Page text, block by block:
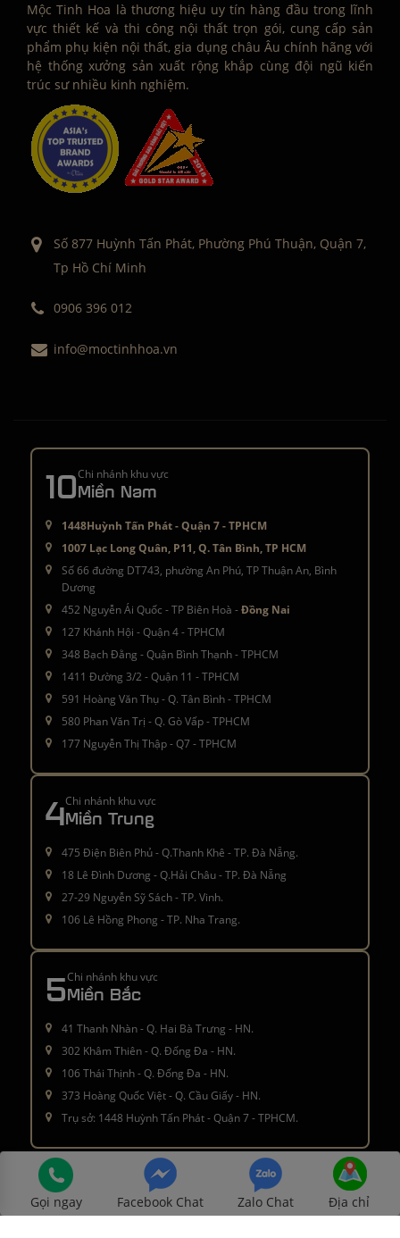
Gọi ngay Facebook Chat Zalo Chat Địa chỉ
Mộc Tinh Hoa là thương hiệu uy tín hàng đầu trong lĩnh
vực thiết kế và thi công nội thất trọn gói, cung cấp sản
phẩm phụ kiện nội thất, gia dụng châu Âu chính hãng với
hệ thống xưởng sản xuất rộng khắp cùng đội ngũ kiến
trúc sư nhiều kinh nghiệm.
Số 877 Huỳnh Tấn Phát, Phường Phú Thuận, Quận 7,
Tp Hồ Chí Minh
0906 396 012
info@moctinhhoa.vn
10Chi nhánh khu vực
Miền Nam
1448Huỳnh Tấn Phát - Quận 7 - TPHCM
1007 Lạc Long Quân, P11, Q. Tân Bình, TP HCM
Số 66 đường DT743, phường An Phú, TP Thuận An, Bình
Dương
452 Nguyễn Ái Quốc - TP Biên Hoà -Đồng Nai
127 Khánh Hội - Quận 4 - TPHCM
348 Bạch Đằng - Quận Bình Thạnh - TPHCM
1411 Đường 3/2 - Quận 11 - TPHCM
591 Hoàng Văn Thụ - Q. Tân Bình - TPHCM
580 Phan Văn Trị - Q. Gò Vấp - TPHCM
177 Nguyễn Thị Thập - Q7 - TPHCM
4Chi nhánh khu vực
Miền Trung
475 Điện Biên Phủ - Q.Thanh Khê - TP. Đà Nẵng.
18 Lê Đình Dương - Q.Hải Châu - TP. Đà Nẵng
27-29 Nguyễn Sỹ Sách - TP. Vinh.
106 Lê Hồng Phong - TP. Nha Trang.
5Chi nhánh khu vực
Miền Bắc
41 Thanh Nhàn - Q. Hai Bà Trưng - HN.
302 Khâm Thiên - Q. Đống Đa - HN.
106 Thái Thịnh - Q. Đống Đa - HN.
373 Hoàng Quốc Việt - Q. Cầu Giấy - HN.
Trụ sở: 1448 Huỳnh Tấn Phát - Quận 7 - TPHCM.
Â© 2016 - 2021 moctinhhoa.vn . All rights reserved